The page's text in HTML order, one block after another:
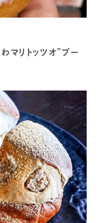
マリトッツオ”ブー